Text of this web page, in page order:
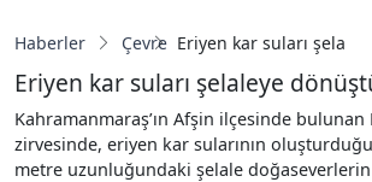
Haberler Çevre Eriyen kar suları
Eriyen kar suları şelaleye
Kahramanmaraş’ın Afşin ilçesinde bulunan
zirvesinde, eriyen kar sularının
metre uzunluğundaki şelale